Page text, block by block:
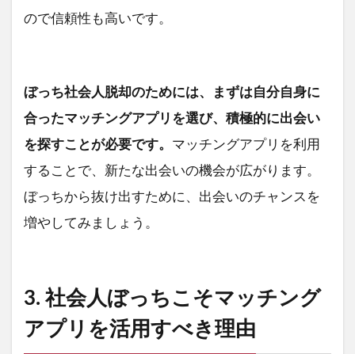
ので信頼性も高いです。
ぼっち社会人脱却のためには、まずは自分自身に
合ったマッチングアプリを選び、積極的に出会い
を探すことが必要です。 マッチングアプリを利用
することで、新たな出会いの機会が広がります。
ぼっちから抜け出すために、出会いのチャンスを
増やしてみましょう。
3. 社会人ぼっちこそマッチング
アプリを活用すべき理由